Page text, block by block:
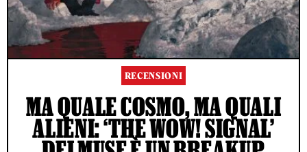
RECENSIONI
MA QUALE COSMO, MA QUALI
ALIENI: ‘THE WOW! SIGNAL’